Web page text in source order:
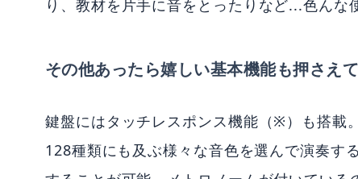
り、教材を片手に音をとったりなど...色んな
その他あったら嬉しい基本機能も押さえ
鍵盤にはタッチレスポンス機能（※）も搭載。
128種類にも及ぶ様々な音色を選んで演奏す